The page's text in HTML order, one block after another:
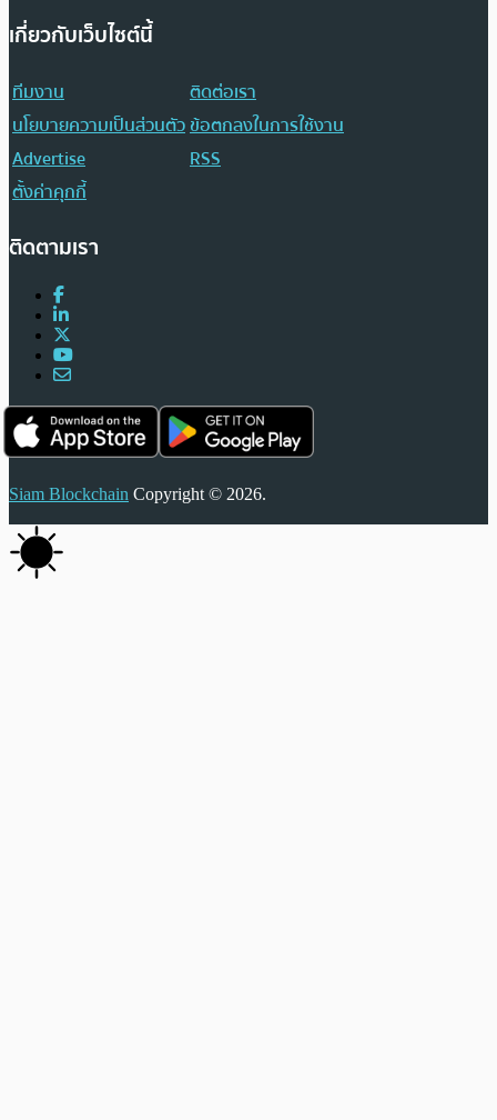
เกี่ยวกับเว็บไซต์นี้
ทีมงาน
ติดต่อเรา
นโยบายความเป็นส่วนตัวข้อตกลงในการใช้งาน
Advertise
RSS
ตั้งค่าคุกกี้
ติดตามเรา
Siam Blockchain Copyright © 2026.